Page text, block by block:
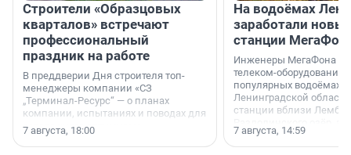
Строители «Образцовых
кварталов» встречают
профессиональный
праздник на работе
В преддверии Дня строителя топ-
менеджеры компании «СЗ
„Терминал-Ресурс“ — о планах
компании, испытаниях и поводах для
осторожного оптимизма.
7 августа, 18:00
На водоёмах
заработали
станции
Инженеры МегаФона
телеком-оборудование
популярных водоёмах
Ленинградской
станции вблизи
недалеко от Большого
водопада.
7 августа, 14:59